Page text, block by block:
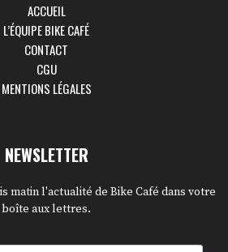
ACCUEIL
L’ÉQUIPE BIKE CAFÉ
CONTACT
CGU
MENTIONS LÉGALES
NEWSLETTER
matin l'actualité de Bike Café dans votre
boîte aux lettres.